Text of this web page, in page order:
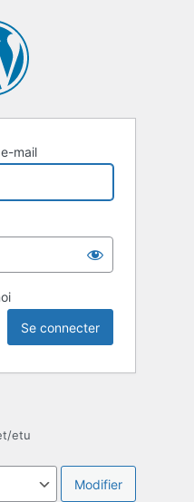
mail
etu